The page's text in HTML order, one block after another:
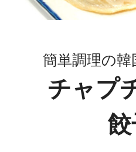
簡単調理の
チャプ